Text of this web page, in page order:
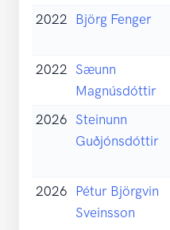
2022 Björg Fenger
2022 Sæunn
Magnúsdóttir
2026 Steinunn
Guðjónsdóttir
2026 Pétur Björgvin
Sveinsson